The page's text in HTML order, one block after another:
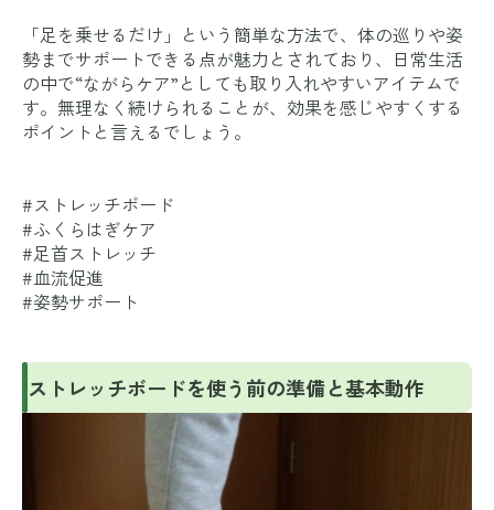
「足を乗せるだけ」という簡単な方法で、体の巡りや姿
勢までサポートできる点が魅力とされており、日常生活
の中で“ながらケア”としても取り入れやすいアイテムで
す。無理なく続けられることが、効果を感じやすくする
ポイントと言えるでしょう。
#ストレッチボード
#ふくらはぎケア
#足首ストレッチ
#血流促進
#姿勢サポート
ストレッチボードを使う前の準備と基本動作